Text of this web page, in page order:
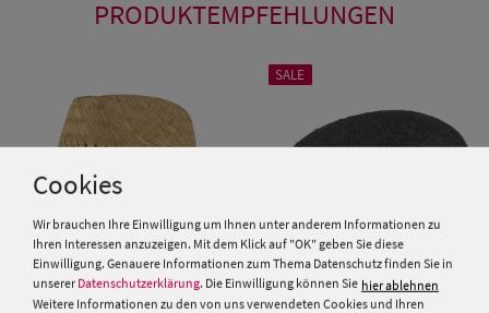
PRODUKTEMPFEHLUNGEN
SALE
Cookies
Wir brauchen Ihre Einwilligung um Ihnen unter anderem Informationen zu
Ihren Interessen anzuzeigen. Mit dem Klick auf "OK" geben Sie diese
Einwilligung. Genauere Informationen zum Thema Datenschutz finden Sie in
unserer Datenschutzerklärung. Die Einwilligung können Sie hier ablehnen
Weitere Informationen zu den von uns verwendeten Cookies und Ihren